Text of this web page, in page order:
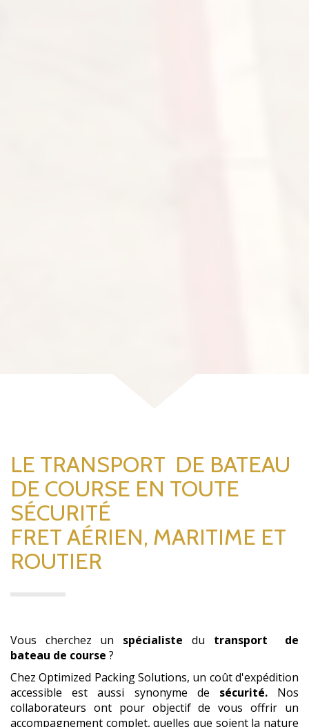
LE TRANSPORT DE BATEAU
DE COURSE EN TOUTE
SÉCURITÉ
FRET AÉRIEN, MARITIME ET
ROUTIER
Vous cherchez un spécialiste du transport
de
bateau de course ?
Chez Optimized Packing Solutions, un coût d'expédition
accessible est aussi synonyme de sécurité. Nos
collaborateurs ont pour objectif de vous offrir un
accompagnement complet, quelles que soient la nature